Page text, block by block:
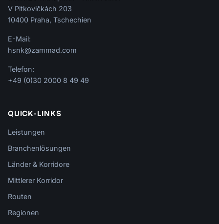
V Pitkovičkách 203
10400 Praha, Tschechien
E-Mail:
hsnk@zammad.com
Telefon:
+49 (0)30 2000 8 49 49
QUICK-LINKS
Leistungen
Branchenlösungen
Länder & Korridore
Mittlerer Korridor
Routen
Regionen